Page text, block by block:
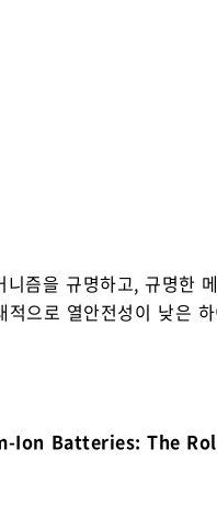
즘을 규명하고, 규명한
으로 열안전성이 낮은
Ion Batteries: The